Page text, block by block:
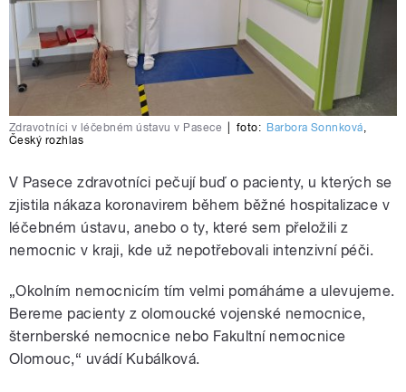
Zdravotníci v léčebném ústavu v Pasece foto: Barbora Sonnková,
Český rozhlas
V Pasece zdravotníci pečují buď o pacienty, u kterých se
zjistila nákaza koronavirem během běžné hospitalizace v
léčebném ústavu, anebo o ty, které sem přeložili z
nemocnic v kraji, kde už nepotřebovali intenzivní péči.
„Okolním nemocnicím tím velmi pomáháme a ulevujeme.
Bereme pacienty z olomoucké vojenské nemocnice,
šternberské nemocnice nebo Fakultní nemocnice
Olomouc,“ uvádí Kubálková.